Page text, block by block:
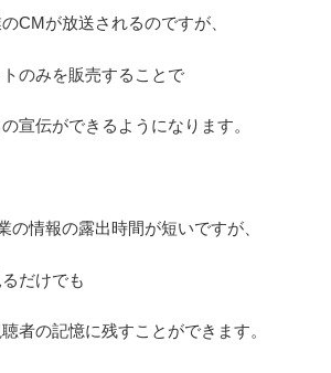
CMが放送されるのですが、
のみを販売することで
宣伝ができるようになります。
の情報の露出時間が短いですが、
だけでも
者の記憶に残すことができます。